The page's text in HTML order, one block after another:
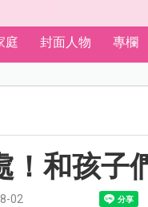
庭 封面人物 專欄
！和孩子
02